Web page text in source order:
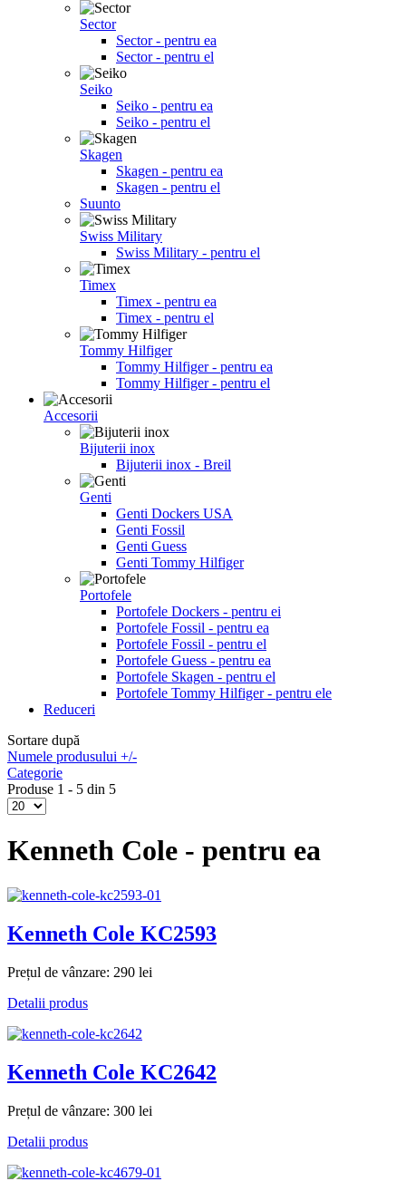
Sector
Sector - pentru ea
Sector - pentru el
Seiko
Seiko - pentru ea
Seiko - pentru el
Skagen
Skagen - pentru ea
Skagen - pentru el
Suunto
Swiss Military
Swiss Military - pentru el
Timex
Timex - pentru ea
Timex - pentru el
Tommy Hilfiger
Tommy Hilfiger - pentru ea
Tommy Hilfiger - pentru el
Accesorii
Bijuterii inox
Bijuterii inox - Breil
Genti
Genti Dockers USA
Genti Fossil
Genti Guess
Genti Tommy Hilfiger
Portofele
Portofele Dockers - pentru ei
Portofele Fossil - pentru ea
Portofele Fossil - pentru el
Portofele Guess - pentru ea
Portofele Skagen - pentru el
Portofele Tommy Hilfiger - pentru ele
Reduceri
Sortare după
Numele produsului +/-
Categorie
Produse 1 - 5 din 5
Kenneth Cole - pentru ea
Kenneth Cole KC2593
Prețul de vânzare: 290 lei
Detalii produs
Kenneth Cole KC2642
Prețul de vânzare: 300 lei
Detalii produs